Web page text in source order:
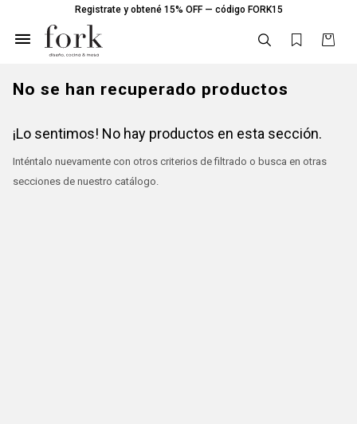
Registrate y obtené 15% OFF — código FORK15

No se han recuperado productos
¡Lo sentimos! No hay productos en esta sección.
Inténtalo nuevamente con otros criterios de filtrado o busca en otras
secciones de nuestro catálogo.